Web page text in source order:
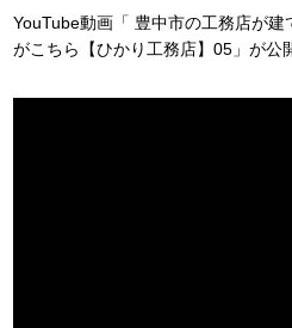
YouTube動画「 豊中市の工務店が
がこちら【ひかり工務店】05」が公